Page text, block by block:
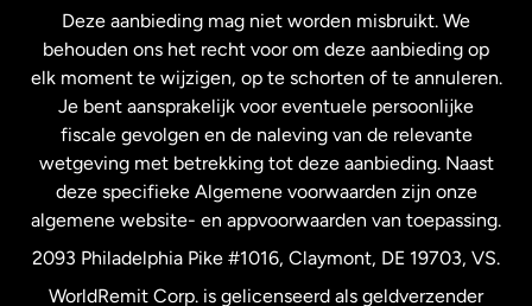
Nieuw-Zeeland
Spanje
Verenigd Koninkrijk
Verenigde Staten English
Deze aanbieding mag niet worden misbruikt. We
behouden ons het recht voor om deze aanbieding op
elk moment te wijzigen, op te schorten of te annuleren.
Je bent aansprakelijk voor eventuele persoonlijke
fiscale gevolgen en de naleving van de relevante
wetgeving met betrekking tot deze aanbieding. Naast
deze specifieke Algemene voorwaarden zijn onze
algemene website- en appvoorwaarden van toepassing.
2093 Philadelphia Pike #1016, Claymont, DE 19703, VS.
WorldRemit Corp. is gelicenseerd als geldverzender